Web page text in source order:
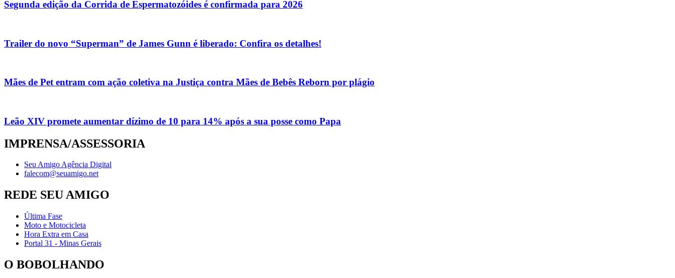
Segunda edição da Corrida de Espermatozóides é confirmada para 2026
Trailer do novo “Superman” de James Gunn é liberado: Confira os detalhes!
Mães de Pet entram com ação coletiva na Justiça contra Mães de Bebês Reborn por plágio
Leão XIV promete aumentar dízimo de 10 para 14% após a sua posse como Papa
IMPRENSA/ASSESSORIA
Seu Amigo Agência Digital
falecom@seuamigo.net
REDE SEU AMIGO
Última Fase
Moto e Motocicleta
Hora Extra em Casa
Portal 31 - Minas Gerais
O BOBOLHANDO